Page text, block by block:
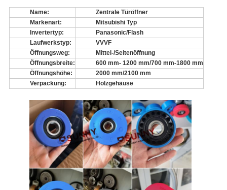
Name:
Zentrale Türöffner
Markenart:
Mitsubishi Typ
Invertertyp:
Panasonic/Flash
Laufwerkstyp:
VVVF
Öffnungsweg:
Mittel-/Seitenöffnung
Öffnungsbreite:
600 mm- 1200 mm/700 mm-1800 mm
Öffnungshöhe:
2000 mm/2100 mm
Verpackung:
Holzgehäuse